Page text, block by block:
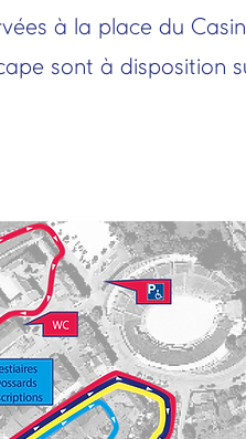
à la place du
sont à disposition